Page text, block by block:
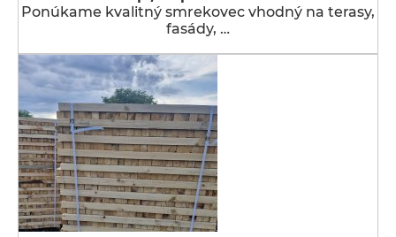
Ponúkame kvalitný smrekovec vhodný na terasy,
fasády, …